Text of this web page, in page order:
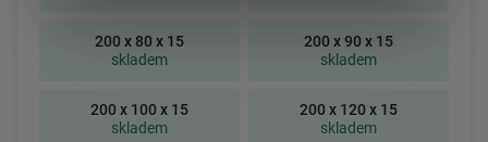
200 x 80 x 15
skladem
200 x 90 x 15
skladem
200 x 100 x 15
skladem
200 x 120 x 15
skladem